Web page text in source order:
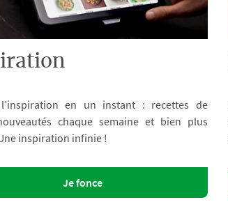
en un instant : recettes de
chaque semaine et bien plus
inspiration infinie !
Je fonce